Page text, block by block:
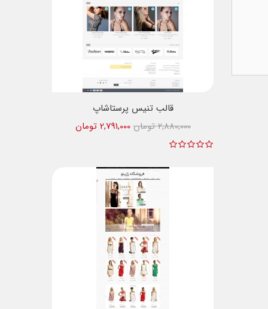
قالب تنیس پرستاشاپ
2,791,000 تومان
2,880,000 تومان